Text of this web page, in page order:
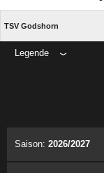
TSV Godshorn
Legende
Saison: 2026/2027